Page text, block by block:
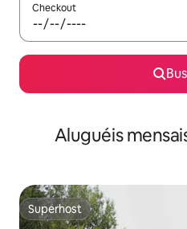
Checkout
Aluguéis
Superhost
Superhost